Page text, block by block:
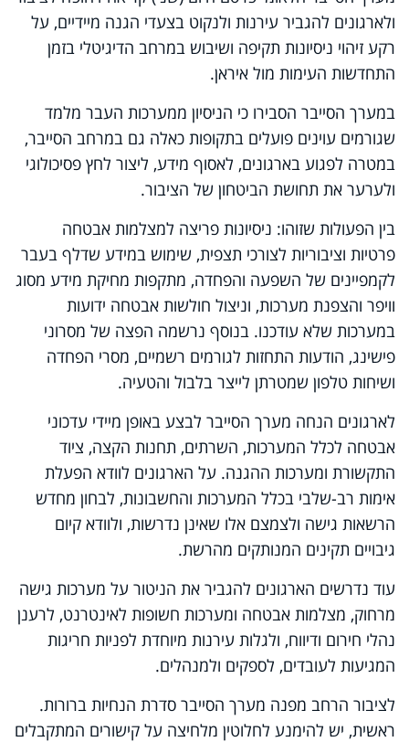
ולארגונים להגביר עירנות ולנקוט בצעדי הגנה מיידיים, על
רקע זיהוי ניסיונות תקיפה ושיבוש במרחב הדיגיטלי בזמן
התחדשות העימות מול איראן.
במערך הסייבר הסבירו כי הניסיון ממערכות העבר מלמד
שגורמים עוינים פועלים בתקופות כאלה גם במרחב הסייבר,
במטרה לפגוע בארגונים, לאסוף מידע, ליצור לחץ פסיכולוגי
ולערער את תחושת הביטחון של הציבור.
בין הפעולות שזוהו: ניסיונות פריצה למצלמות אבטחה
פרטיות וציבוריות לצורכי תצפית, שימוש במידע שדלף בעבר
לקמפיינים של השפעה והפחדה, מתקפות מחיקת מידע מסוג
וויפר והצפנת מערכות, וניצול חולשות אבטחה ידועות
במערכות שלא עודכנו. בנוסף נרשמה הפצה של מסרוני
פישינג, הודעות התחזות לגורמים רשמיים, מסרי הפחדה
ושיחות טלפון שמטרתן לייצר בלבול והטעיה.
לארגונים הנחה מערך הסייבר לבצע באופן מיידי עדכוני
אבטחה לכלל המערכות, השרתים, תחנות הקצה, ציוד
התקשורת ומערכות ההגנה. על הארגונים לוודא הפעלת
אימות רב-שלבי בכלל המערכות והחשבונות, לבחון מחדש
הרשאות גישה ולצמצם אלו שאינן נדרשות, ולוודא קיום
גיבויים תקינים המנותקים מהרשת.
עוד נדרשים הארגונים להגביר את הניטור על מערכות גישה
מרחוק, מצלמות אבטחה ומערכות חשופות לאינטרנט, לרענן
נהלי חירום ודיווח, ולגלות עירנות מיוחדת לפניות חריגות
המגיעות לעובדים, לספקים ולמנהלים.
לציבור הרחב מפנה מערך הסייבר סדרת הנחיות ברורות.
ראשית, יש להימנע לחלוטין מלחיצה על קישורים המתקבלים